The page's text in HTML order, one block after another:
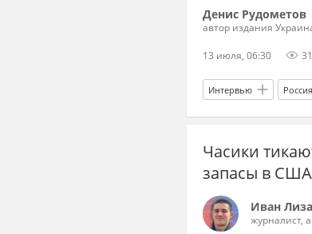
Денис Рудометов
автор издания
13 июля, 06:30
Интервью Россия
Совет Безопасности
Часики
запасы в
Иван
журналист,